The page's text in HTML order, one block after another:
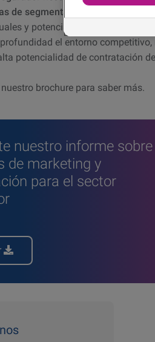
de segmentación y
y potenciales, además de
el entorno
potencialidad de contratación
brochure para saber más.
nuestro informe sobre
de marketing y
para el sector